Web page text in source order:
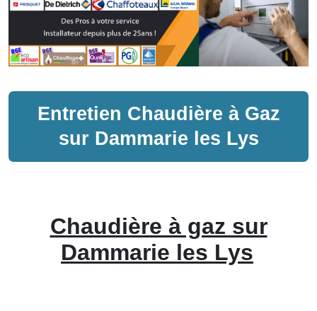
Entretien Chaudière à Gaz
sur Dammarie les Lys
Chaudière à gaz sur
Dammarie les Lys